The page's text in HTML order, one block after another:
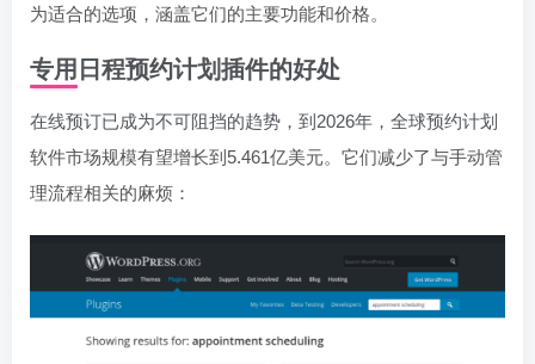
为适合的选项，涵盖它们的主要功能和价格。
专用日程预约计划插件的好处
在线预订已成为不可阻挡的趋势，到2026年，全球预约计划
软件市场规模有望增长到5.461亿美元。它们减少了与手动管
理流程相关的麻烦：